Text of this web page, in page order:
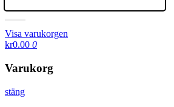
Visa varukorgen
kr0.00 0
Varukorg
stäng